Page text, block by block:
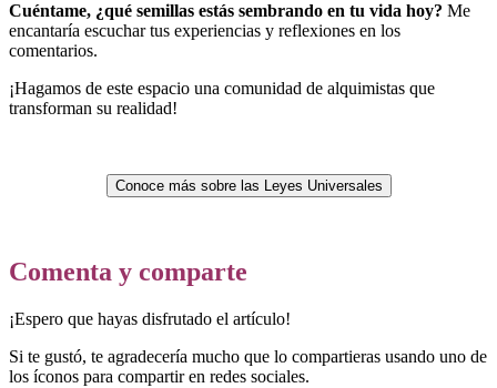
Cuéntame, ¿qué semillas estás sembrando en tu vida hoy? Me
encantaría escuchar tus experiencias y reflexiones en los
comentarios.
¡Hagamos de este espacio una comunidad de alquimistas que
transforman su realidad!
Conoce más sobre las Leyes Universales
Comenta y comparte
¡Espero que hayas disfrutado el artículo!
Si te gustó, te agradecería mucho que lo compartieras usando uno de
los íconos para compartir en redes sociales.